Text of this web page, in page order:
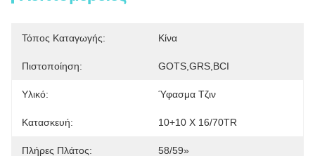
Τόπος Καταγωγής: Κίνα
Πιστοποίηση: GOTS,GRS,BCI
Υλικό: Ύφασμα Τζιν
Κατασκευή: 10+10 Χ 16/70TR
Πλήρες Πλάτος: 58/59»